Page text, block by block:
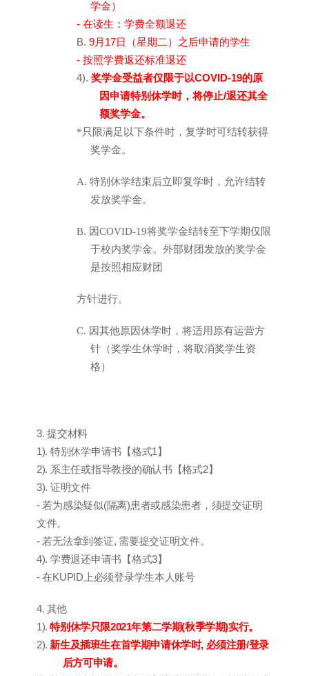
学金）
- 在读生 ： 学费全额退还
B. 9月 17日 （星期二） 之后申请的学生
- 按照学费返还标准退还
4). 奖学金受益者仅限于以COVID-19的原
因申请特别休学时，将停止/退还其全
额奖学金。
*只限满足以下条件时， 复学时可结转获得
奖学金。
A. 特别休学结束后立即复学时， 允许结转
发放奖学金。
B. 因COVID-19将奖学金结转至下学期仅限
于校内奖学金。 外部财团发放的奖学金
是按照相应财团
方针进行。
C. 因其他原因休学时， 将适用原有运营方
针（奖学生休学时， 将取消奖学生资
格）
3.提交材料
1). 特别休学申请书 【格式1 】
2). 系主任或指导教授的确认书 【格式2】
3). 证明文件
- 若为感染疑似(隔离)患者或感染患者， 须提交证明
文件。
- 若无法拿到签证, 需要提交证明文件。
4). 学费退还申请书 【格式3】
-在KUPID上必须登录学生本人账号
4. 其他
1).特别休学只限2021年第二学期(秋季学期)实行。
2). 新生及插班生在首学期申请休学时, 必须注册/登录
后方可申请。